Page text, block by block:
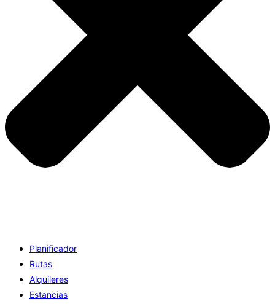
Planificador
Rutas
Alquileres
Estancias